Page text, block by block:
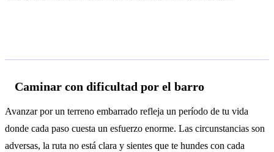
Caminar con dificultad por el barro
Avanzar por un terreno embarrado refleja un período de tu vida
donde cada paso cuesta un esfuerzo enorme. Las circunstancias son
adversas, la ruta no está clara y sientes que te hundes con cada